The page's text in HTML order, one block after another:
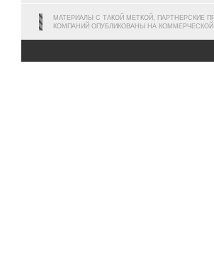
МАТЕРИАЛЫ С ТАКОЙ МЕТКОЙ, ПАРТНЕРСКИЕ
КОМПАНИЙ ОПУБЛИКОВАНЫ НА